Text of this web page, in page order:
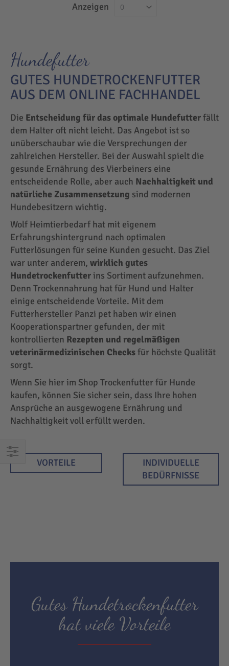
Anzeigen
EINKAUFEN
Hundefutter
GUTES HUNDETROCKENFUTTER
AUS DEM ONLINE FACHHANDEL
Die Entscheidung für das optimale Hundefutterfällt
dem Halter oft nicht leicht. Das Angebot ist so
unüberschaubar wie die Versprechungen der
zahlreichen Hersteller. Bei der Auswahl spielt die
gesunde Ernährung des Vierbeiners eine
entscheidende Rolle, aber auch Nachhaltigkeit und
natürliche Zusammensetzung sind modernen
Hundebesitzern wichtig.
Wolf Heimtierbedarf hat mit eigenem
Erfahrungshintergrund nach optimalen
Futterlösungen für seine Kunden gesucht. Das Ziel
war unter anderem, wirklich gutes
Hundetrockenfutter ins Sortiment aufzunehmen.
Denn Trockennahrung hat für Hund und Halter
einige entscheidende Vorteile. Mit dem
Futterhersteller Panzi pet haben wir einen
Kooperationspartner gefunden, der mit
kontrollierten Rezepten und regelmäßigen
veterinärmedizinischen Checksfür höchste Qualität
sorgt.
Wenn Sie hier im Shop Trockenfutter für Hunde
kaufen, können Sie sicher sein, dass Ihre hohen
Ansprüche an ausgewogene Ernährung und
Nachhaltigkeit voll erfüllt werden.
VORTEILE
INDIVIDUELLE
BEDÜRFNISSE
Gutes Hundetrockenfutter
hat viele Vorteile